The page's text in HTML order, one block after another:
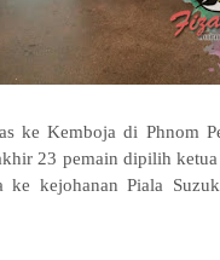
ke Kemboja di Phnom
23 pemain dipilih
ke kejohanan Piala